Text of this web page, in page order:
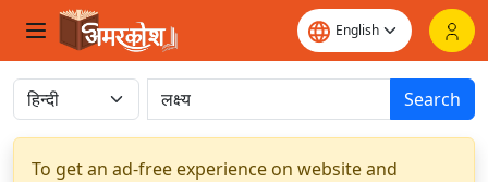
Search
To get an ad-free experience on website and